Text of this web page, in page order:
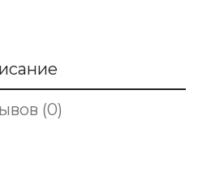
(0)